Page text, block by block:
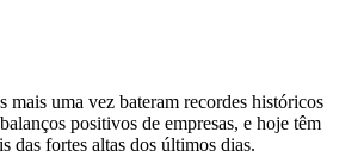
mais uma vez bateram recordes históricos
positivos de empresas, e hoje têm
das fortes altas dos últimos dias.